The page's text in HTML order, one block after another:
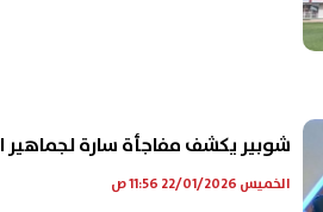
شوبير يكشف مفاجأة سارة لجماهير
الخميس 22/01/2026 11:56 ص